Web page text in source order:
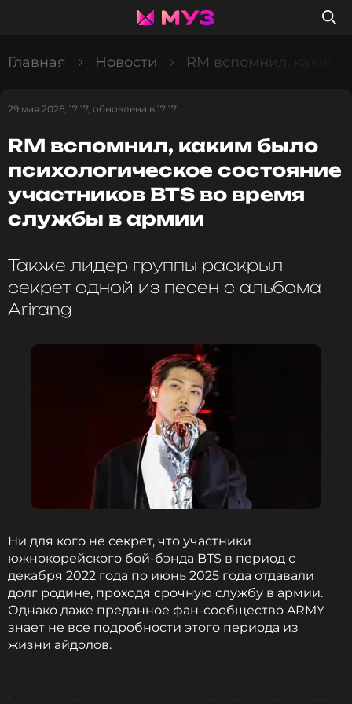
Главная Новости RM вспомнил, каким
29 мая 2026, 17:17, обновлена в 17:17
RM вспомнил, каким было
психологическое состояние
участников BTS во время
службы в армии
Также лидер группы раскрыл
секрет одной из песен с альбома
Arirang
Ни для кого не секрет, что участники
южнокорейского бой-бэнда BTS в период с
декабря 2022 года по июнь 2025 года отдавали
долг родине, проходя срочную службу в армии.
Однако даже преданное фан-сообщество ARMY
знает не все подробности этого периода из
жизни айдолов.